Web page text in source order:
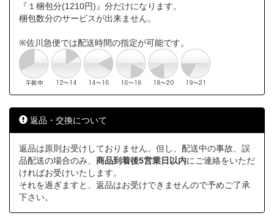
『１梱包分(1210円)』分だけになります。
梱包数分のサービスが出来ません。
※佐川急便では配送時間の指定が可能です。
返品・交換について
返品は原則お受けしておりません。但し、配送中の事故、誤
品配送の場合のみ、 商品到着後5営業日以内にご連絡をいただ
ければお受けいたします。
それを過ぎますと、返品はお受けできませんので予めご了承
下さい。